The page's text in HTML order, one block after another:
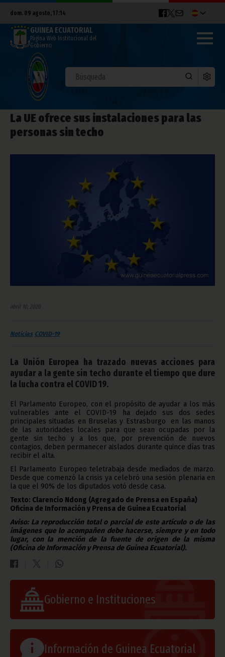
dom. 09 agosto, 17:14
GUINEA ECUATORIAL
Página Web Institucional del
Gobierno
La UE ofrece sus instalaciones para las
personas sin techo
abril 10, 2020
Noticias COVID-19
La Unión Europea ha trazado nuevas acciones para
ayudar a la gente sin techo durante el tiempo que dure
la lucha contra el COVID 19.
El Parlamento Europeo, con el propósito de ayudar a los más
vulnerables ante el COVID-19 ha dejado sus dos sedes
principales situadas en Bruselas y Estrasburgo en las manos
de las autoridades locales para que sean ocupadas por la
gente sin techo y a los que, por prevención de nuevos
contagios, deben permanecer aislados durante quince días tras
recibir el alta.
El Parlamento Europeo teletrabaja desde mediados de marzo.
Desde que comenzó la crisis ya celebró una sesión plenaria en
la que el 90% de los diputados votó desde casa.
Texto: Clarencio Ndong (Agregado de Prensa en España)
Oficina de Información y Prensa de Guinea Ecuatorial
Aviso: La reproducción total o parcial de este artículo o de las
imágenes que lo acompañen debe hacerse, siempre y en todo
lugar, con la mención de la fuente de origen de la misma
(Oficina de Información y Prensa de Guinea Ecuatorial).
Gobierno e Instituciones
Información de Guinea Ecuatorial